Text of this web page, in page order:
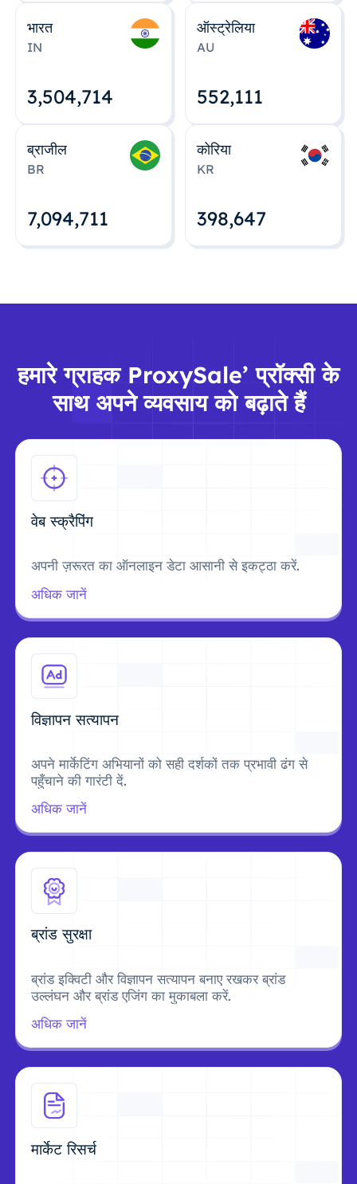
भारत
IN
3,504,715
ऑस्ट्रेलिया
AU
552,112
ब्राजील
BR
7,094,712
कोरिया
KR
398,648
हमारे ग्राहक ProxySale’ प्रॉक्सी के
साथ अपने व्यवसाय को बढ़ाते हैं
वेब स्क्रैपिंग
अपनी ज़रूरत का ऑनलाइन डेटा आसानी से इकट्ठा करें.
अधिक जानें
विज्ञापन सत्यापन
अपने मार्केटिंग अभियानों को सही दर्शकों तक प्रभावी ढंग से
पहुँचाने की गारंटी दें.
अधिक जानें
ब्रांड सुरक्षा
ब्रांड इक्विटी और विज्ञापन सत्यापन बनाए रखकर ब्रांड
उल्लंघन और ब्रांड एजिंग का मुकाबला करें.
अधिक जानें
मार्केट रिसर्च